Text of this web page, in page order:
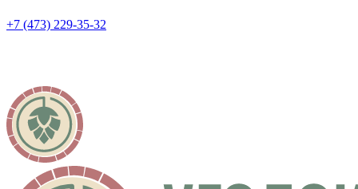
+7 (473) 229-35-32